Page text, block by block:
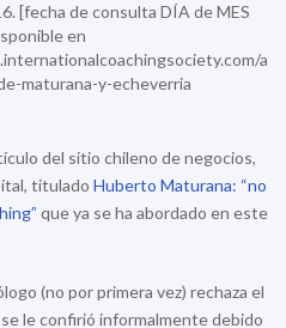
[fecha de consulta DÍA de MES
en
a
maturana-y-echeverria
del sitio chileno de negocios,
titulado Huberto Maturana: “no
que ya se ha abordado en este
(no por primera vez) rechaza el
le confirió informalmente debido